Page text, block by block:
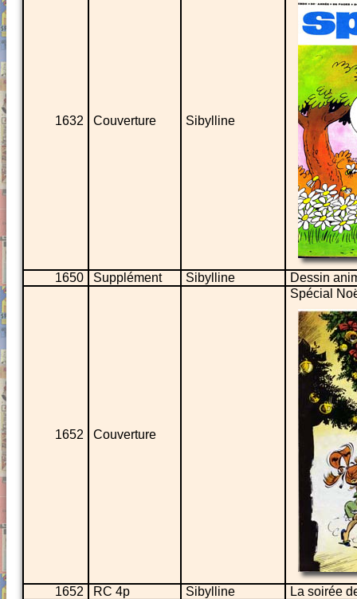
1632 Couverture Sibylline
1650 Supplément Sibylline Dessin
1652 Couverture
Spécial
1652 RC 4p Sibylline La soirée